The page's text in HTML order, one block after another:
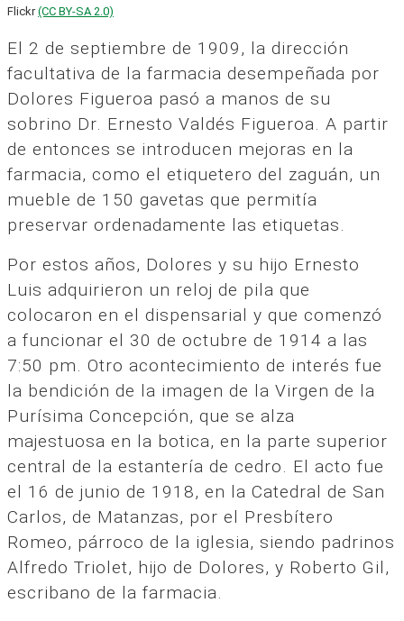
Flickr(CC BY-SA 2.0)
El 2 de septiembre de 1909, la dirección
facultativa de la farmacia desempeñada por
Dolores Figueroa pasó a manos de su
sobrino Dr. Ernesto Valdés Figueroa. A partir
de entonces se introducen mejoras en la
farmacia, como el etiquetero del zaguán, un
mueble de 150 gavetas que permitía
preservar ordenadamente las etiquetas.
Por estos años, Dolores y su hijo Ernesto
Luis adquirieron un reloj de pila que
colocaron en el dispensarial y que comenzó
a funcionar el 30 de octubre de 1914 a las
7:50 pm. Otro acontecimiento de interés fue
la bendición de la imagen de la Virgen de la
Purísima Concepción, que se alza
majestuosa en la botica, en la parte superior
central de la estantería de cedro. El acto fue
el 16 de junio de 1918, en la Catedral de San
Carlos, de Matanzas, por el Presbítero
Romeo, párroco de la iglesia, siendo padrinos
Alfredo Triolet, hijo de Dolores, y Roberto Gil,
escribano de la farmacia.